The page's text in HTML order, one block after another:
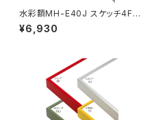
水彩額MH-E40J スケッチ4F
352×443ミリ
¥6,930